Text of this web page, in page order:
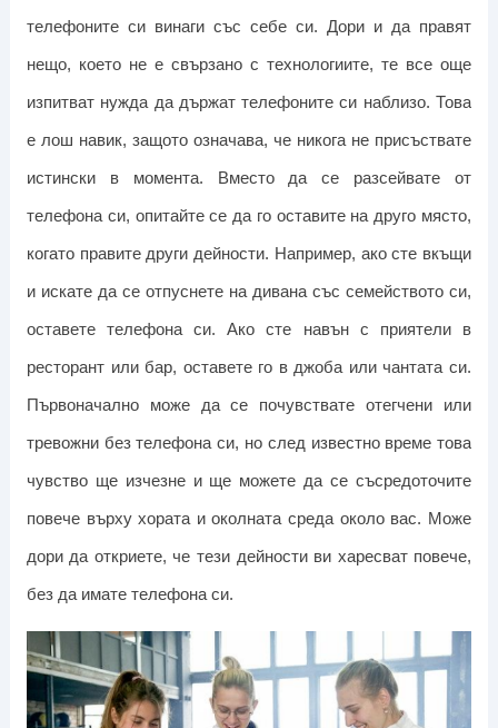
телефоните си винаги със себе си. Дори и да правят
нещо, което не е свързано с технологиите, те все още
изпитват нужда да държат телефоните си наблизо. Това
е лош навик, защото означава, че никога не присъствате
истински в момента.
Вместо да се разсейвате от
телефона си, опитайте се да го оставите на друго място,
когато правите други дейности. Например, ако сте вкъщи
и искате да се отпуснете на дивана със семейството си,
оставете телефона си. Ако сте навън с приятели в
ресторант или бар, оставете го в джоба или чантата си.
Първоначално може да се почувствате отегчени или
тревожни без телефона си, но след известно време това
чувство ще изчезне и ще можете да се съсредоточите
повече върху хората и околната среда около вас. Може
дори да откриете, че тези дейности ви харесват повече,
без да имате телефона си.